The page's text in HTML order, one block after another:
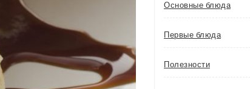
Основные блюда
Первые блюда
Полезности